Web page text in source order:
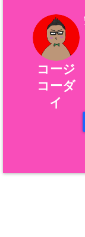
コージ
コーダ
イ